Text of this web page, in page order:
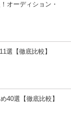
オーディション・
選【徹底比較】
40選【徹底比較】